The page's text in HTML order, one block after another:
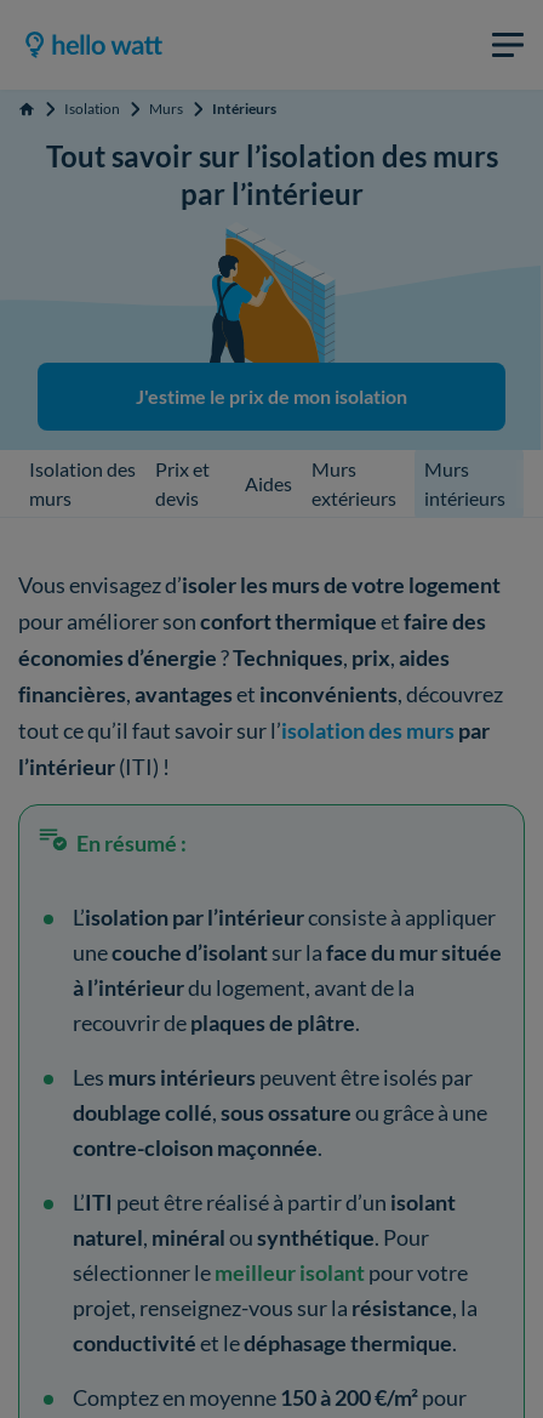
Accueil Isolation Murs Intérieurs
Tout savoir sur l’isolation des murs
par l’intérieur
J'estime le prix de mon isolation
Isolation des
murs
Prix et
devis
Aides
Murs
extérieurs
Murs
intérieurs
Vous envisagez d’isoler les murs de votre logement
pour améliorer sonconfort thermiqueetfaire des
économies d’énergie?Techniques, prix,aides
financières,avantageset inconvénients, découvrez
tout ce qu’il faut savoir sur l’isolation des murs par
l’intérieur(ITI) !
En résumé :
L’isolation par l’intérieurconsiste à appliquer
unecouche d’isolantsur laface du mur située
à l’intérieurdu logement, avant de la
recouvrir deplaques de plâtre.
Les murs intérieurs peuvent être isolés par
doublage collé,sous ossatureou grâce à une
contre-cloison maçonnée.
L’ITI peut être réalisé à partir d’un isolant
naturel, minéralousynthétique. Pour
sélectionner lemeilleur isolantpour votre
projet, renseignez-vous sur la résistance, la
conductivitéet ledéphasage thermique.
Comptez en moyenne150 à 200 €/m²pour